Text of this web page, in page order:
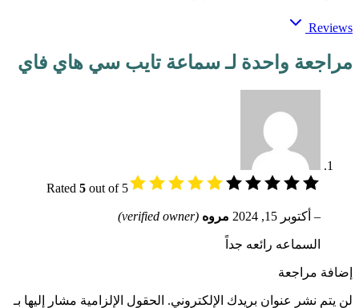
Reviews
مراجعة واحدة لـسماعة تايب سي هاي فاي
Rated 5 out of 5
– أكتوبر 15, 2024 مروه (verified owner)
السماعه رائعه جداً
إضافة مراجعة
لن يتم نشر عنوان بريدك الإلكتروني. الحقول الإلزامية مشار إليها بـ